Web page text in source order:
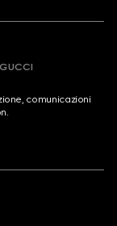
comunicazioni